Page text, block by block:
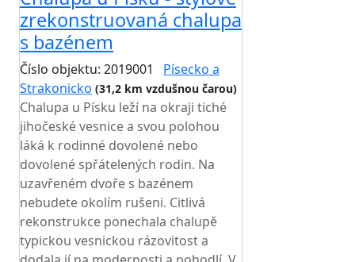
zrekonstruovaná chalupa
s bazénem
Číslo objektu: 2019001
Písecko a
Strakonicko (31,2 km vzdušnou čarou)
Chalupa u Písku leží na okraji tiché
jihočeské vesnice a svou polohou
láká k rodinné dovolené nebo
dovolené spřátelených rodin. Na
uzavřeném dvoře s bazénem
nebudete okolím rušeni. Citlivá
rekonstrukce ponechala chalupě
typickou vesnickou rázovitost a